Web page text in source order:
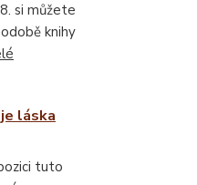
si můžete
knihy
láska
tuto